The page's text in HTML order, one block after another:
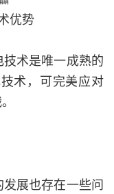
优势
术是唯一成熟的
术，可完美应对
展也存在一些问